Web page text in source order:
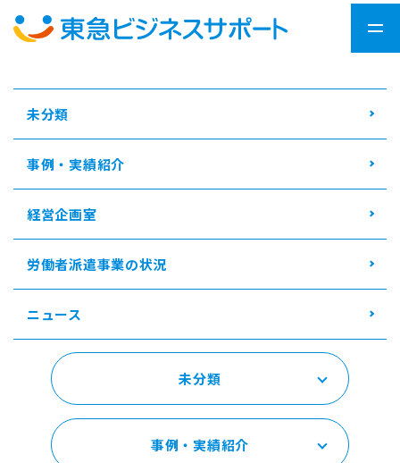
未分類
事例・実績紹介
経営企画室
労働者派遣事業の状況
ニュース
未分類
事例・実績紹介